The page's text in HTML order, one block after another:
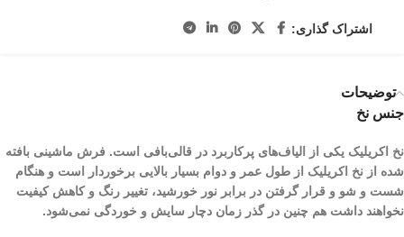
اشتراک گذاری:
توضیحات
جنس نخ
نخ اکریلیک یکی از الیاف­‌های پرکاربرد در قالی‌بافی است. فرش ماشینی بافته
شده از نخ اکریلیک از طول عمر و دوام بسیار بالایی برخوردار است و هنگام
شست و شو و قرار گرفتن در برابر نور خورشید، تغییر رنگ و کاهش کیفیت
نخواهند داشت هم چنین در گذر زمان دچار سایش و خوردگی نمی‌شود.